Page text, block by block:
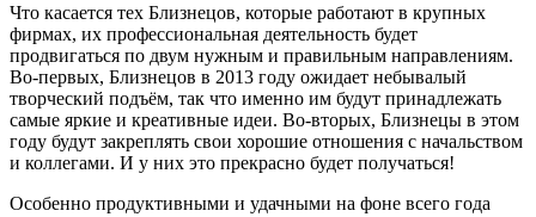
Что касается тех Близнецов, которые работают в крупных
фирмах, их профессиональная деятельность будет
продвигаться по двум нужным и правильным направлениям.
Во-первых, Близнецов в 2013 году ожидает небывалый
творческий подъём, так что именно им будут принадлежать
самые яркие и креативные идеи. Во-вторых, Близнецы в этом
году будут закреплять свои хорошие отношения с начальством
и коллегами. И у них это прекрасно будет получаться!
Особенно продуктивными и удачными на фоне всего года